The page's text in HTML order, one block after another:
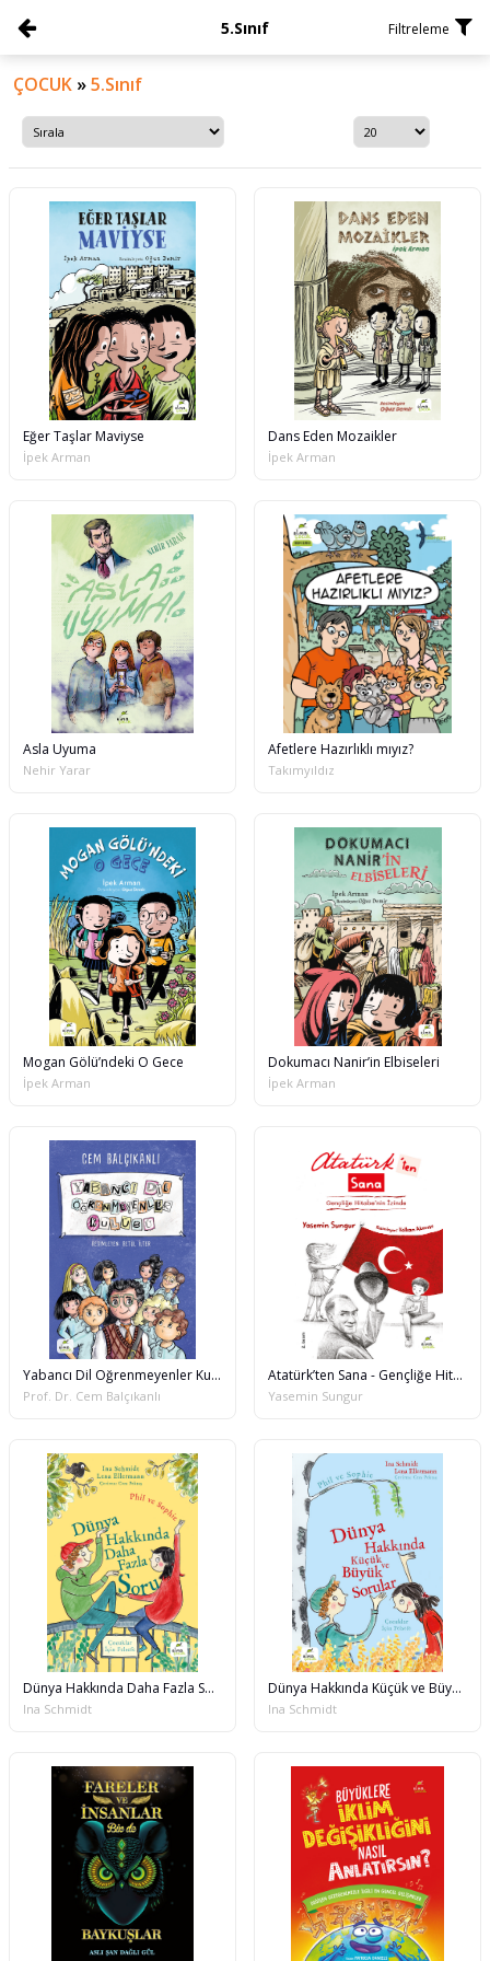
5.Sınıf Filtreleme
ÇOCUK »5.Sınıf
Eğer Taşlar Maviyse
İpek Arman
Dans Eden Mozaikler
İpek Arman
Asla Uyuma
Nehir Yarar
Afetlere Hazırlıklı mıyız?
Takımyıldız
Mogan Gölü’ndeki O Gece
İpek Arman
Dokumacı Nanir’in Elbiseleri
İpek Arman
Yabancı Dil Öğrenmeyenler Kulübü
Prof. Dr. Cem Balçıkanlı
Atatürk’ten Sana - Gençliğe Hitabe’nin İzinde
Yasemin Sungur
Dünya Hakkında Daha Fazla Soru - Phil ve Sophie
Ina Schmidt
Dünya Hakkında Küçük ve Büyük Sorular - Phil ve Sophie
Ina Schmidt